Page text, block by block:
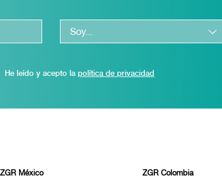
He leído y acepto la política de privacidad
ZGR México
ZGR Colombia